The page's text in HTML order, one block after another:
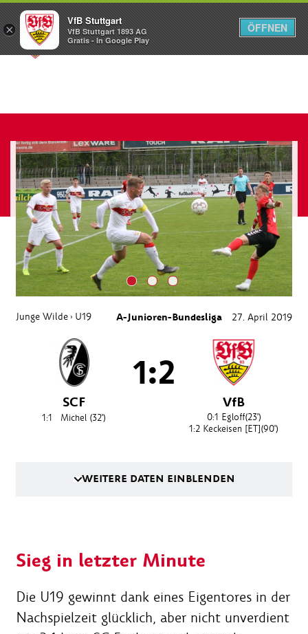
Menü
Junge Wilde › U19 A-Junioren-Bundesliga 27. April 2019
SCF
1:1 Michel (32')
1:2
VfB
0:1 Egloff(23')
1:2 Keckeisen [ET](90')
WEITERE DATEN EINBLENDEN
Sieg in letzter Minute
Die U19 gewinnt dank eines Eigentores in der
Nachspielzeit glücklich, aber nicht unverdient
×
VfB Stuttgart
VfB Stuttgart 1893 AG
Gratis - In Google Play
ÖFFNEN